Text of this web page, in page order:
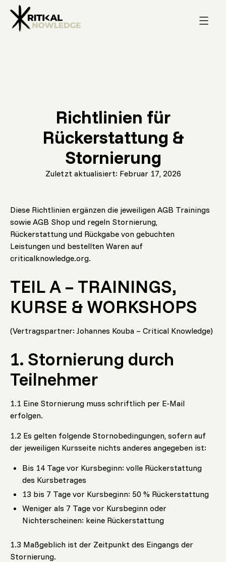
Richtlinien für
Rückerstattung &
Stornierung
Zuletzt aktualisiert: Februar 17, 2026
Diese Richtlinien ergänzen die jeweiligen AGB Trainings
sowie AGB Shop und regeln Stornierung,
Rückerstattung und Rückgabe von gebuchten
Leistungen und bestellten Waren auf
criticalknowledge.org.
TEIL A – TRAININGS,
KURSE & WORKSHOPS
(Vertragspartner: Johannes Kouba – Critical Knowledge)
1. Stornierung durch
Teilnehmer
1.1 Eine Stornierung muss schriftlich per E-Mail
erfolgen.
1.2 Es gelten folgende Stornobedingungen, sofern auf
der jeweiligen Kursseite nichts anderes angegeben ist:
Bis 14 Tage vor Kursbeginn: volle Rückerstattung
des Kursbetrages
13 bis 7 Tage vor Kursbeginn: 50 % Rückerstattung
Weniger als 7 Tage vor Kursbeginn oder
Nichterscheinen: keine Rückerstattung
1.3 Maßgeblich ist der Zeitpunkt des Eingangs der
Stornierung.